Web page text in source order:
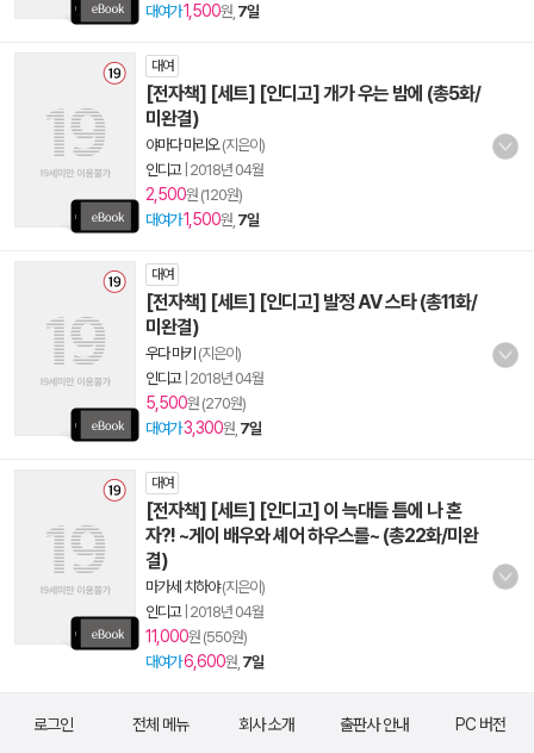
대여가1,500원, 7일
대여
[전자책] [세트] [인디고] 개가 우는 밤에 (총5화/
미완결)
야마다 마리오(지은이)
인디고| 2018년 04월
2,500원 (120원)
대여가1,500원, 7일
대여
[전자책] [세트] [인디고] 발정 AV 스타 (총11화/
미완결)
우다 마키 (지은이)
인디고| 2018년 04월
5,500원 (270원)
대여가3,300원, 7일
대여
[전자책] [세트] [인디고] 이 늑대들 틈에 나 혼
자?! ~게이 배우와 셰어 하우스를~ (총22화/미완
결)
마가세 치하야(지은이)
인디고| 2018년 04월
11,000원 (550원)
대여가6,600원, 7일
로그인 전체 메뉴 회사 소개 출판사 안내 PC 버전